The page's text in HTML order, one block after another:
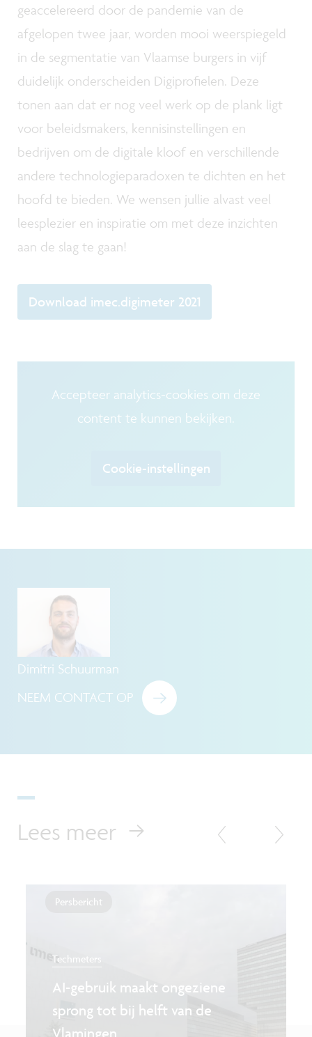
geaccelereerd door de pandemie van de
afgelopen twee jaar, worden mooi weerspiegeld
in de segmentatie van Vlaamse burgers in vijf
duidelijk onderscheiden Digiprofielen. Deze
tonen aan dat er nog veel werk op de plank ligt
voor beleidsmakers, kennisinstellingen en
bedrijven om de digitale kloof en verschillende
andere technologieparadoxen te dichten en het
hoofd te bieden. We wensen jullie alvast veel
leesplezier en inspiratie om met deze inzichten
aan de slag te gaan!
Download imec.digimeter 2021
Accepteer analytics-cookies om deze
content te kunnen bekijken.
Cookie-instellingen
Dimitri Schuurman
NEEM CONTACT OP
Lees meer
Persbericht
Techmeters
AI-gebruik maakt ongeziene
sprong tot bij helft van de
Vlamingen